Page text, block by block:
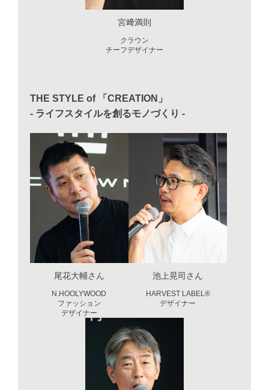
宮﨑満則
クラウン
チーフデザイナー
THE STYLE of 「CREATION」
- ライフスタイルを創るモノづくり -
尾花大輔さん
N.HOOLYWOOD
ファッション
デザイナー
池上晃司さん
HARVEST LABEL®​
デザイナー